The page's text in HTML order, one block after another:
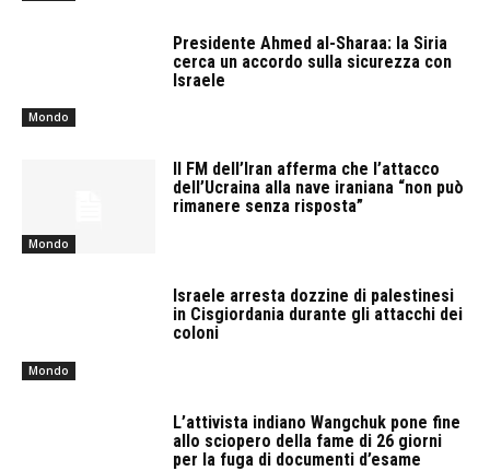
Mondo
Presidente Ahmed al-Sharaa: la Siria
cerca un accordo sulla sicurezza con
Israele
Mondo
Il FM dell’Iran afferma che l’attacco
dell’Ucraina alla nave iraniana “non può
rimanere senza risposta”
Mondo
Israele arresta dozzine di palestinesi
in Cisgiordania durante gli attacchi dei
coloni
L’attivista indiano Wangchuk pone fine
allo sciopero della fame di 26 giorni
per la fuga di documenti d’esame